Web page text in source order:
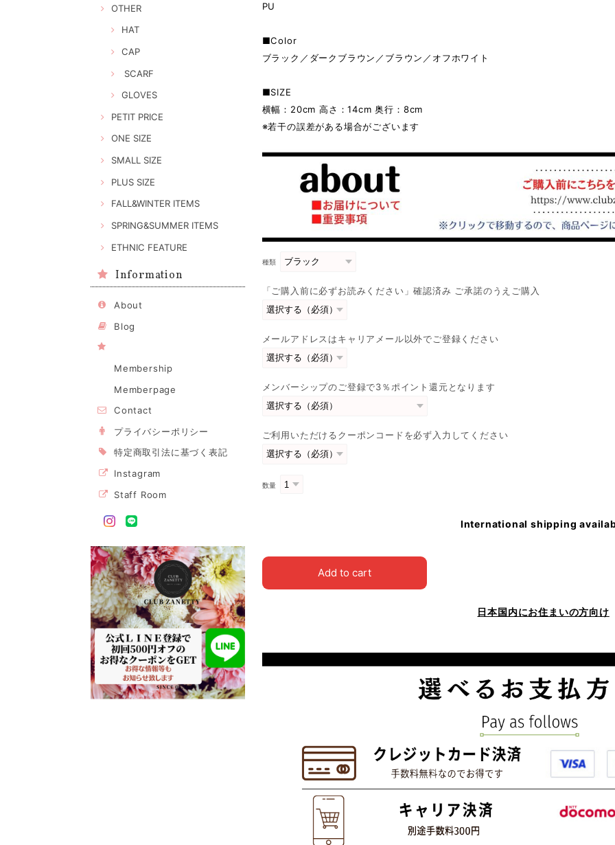
OTHER
HAT
CAP
SCARF
GLOVES
PETIT PRICE
ONE SIZE
SMALL SIZE
PLUS SIZE
FALL&WINTER ITEMS
SPRING&SUMMER ITEMS
ETHNIC FEATURE
Information
About
Blog
Membership
Memberpage
Contact
プライバシーポリシー
特定商取引法に基づく表記
Instagram
Staff Room
PU
■Color
ブラック／ダークブラウン／ブラウン／オフホワイト
■SIZE
横幅：20cm 高さ：14cm 奥行：8cm
※若干の誤差がある場合がございます
種類
「ご購入前に必ずお読みください」確認済み ご承諾のうえご購入
メールアドレスはキャリアメール以外でご登録ください
メンバーシップのご登録で3％ポイント還元となります
ご利用いただけるクーポンコードを必ず入力してください
数量
International shipping
Add to cart
日本国内にお住まいの方向け